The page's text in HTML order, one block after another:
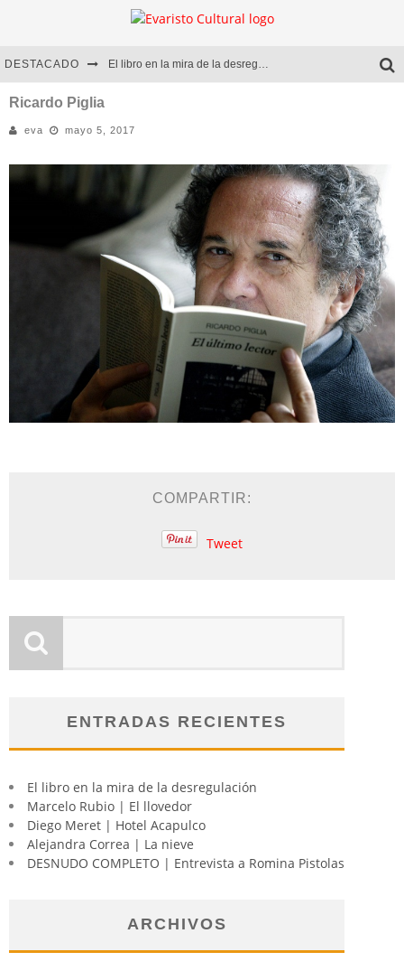
DESTACADO El libro en la mira de la desregulación
Diego Meret | Hotel Acapulco
Alejandra Correa | La nieve
Ricardo Piglia
eva mayo 5, 2017
COMPARTIR:
Tweet
ENTRADAS RECIENTES
El libro en la mira de la desregulación
Marcelo Rubio | El llovedor
Diego Meret | Hotel Acapulco
Alejandra Correa | La nieve
DESNUDO COMPLETO | Entrevista a Romina Pistolas
ARCHIVOS